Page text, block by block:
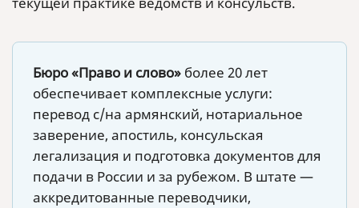
Бюро «Право и слово» более 20 лет
обеспечивает комплексные услуги:
перевод с/на армянский, нотариальное
заверение, апостиль, консульская
легализация и подготовка документов для
подачи в России и за рубежом. В штате —
аккредитованные переводчики,